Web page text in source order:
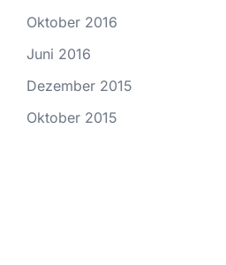
Oktober 2016
Juni 2016
Dezember 2015
Oktober 2015